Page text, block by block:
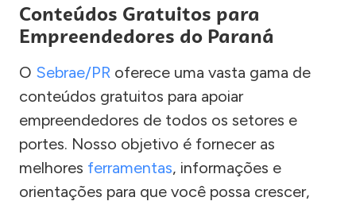
Conteúdos Gratuitos para
Empreendedores do Paraná
O Sebrae/PR oferece uma vasta gama de
conteúdos gratuitos para apoiar
empreendedores de todos os setores e
portes. Nosso objetivo é fornecer as
melhores ferramentas, informações e
orientações para que você possa crescer,